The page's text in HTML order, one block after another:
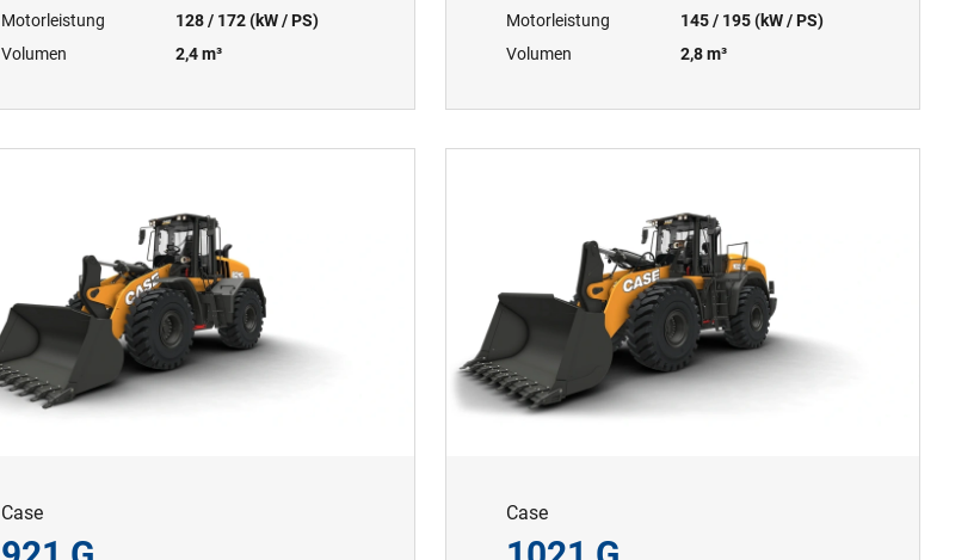
Motorleistung
128 / 172 (kW / PS)
Volumen
2,4 m³
Motorleistung
145 / 195 (kW / PS)
Volumen
2,8 m³
Case Case